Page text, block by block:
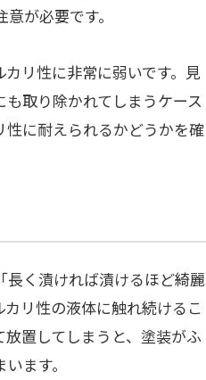
が必要です。
リ性に非常に弱いです。見
取り除かれてしまうケース
性に耐えられるかどうかを確
長く漬ければ漬けるほど綺麗
リ性の液体に触れ続けるこ
置してしまうと、塗装がふ
ます。